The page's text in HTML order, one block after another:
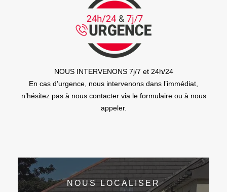
NOUS INTERVENONS 7j/7 et 24h/24
En cas d’urgence, nous intervenons dans l’immédiat,
n’hésitez pas à nous contacter via le formulaire ou à nous
appeler.
NOUS LOCALISER